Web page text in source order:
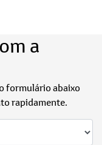
a
formulário abaixo
rapidamente.